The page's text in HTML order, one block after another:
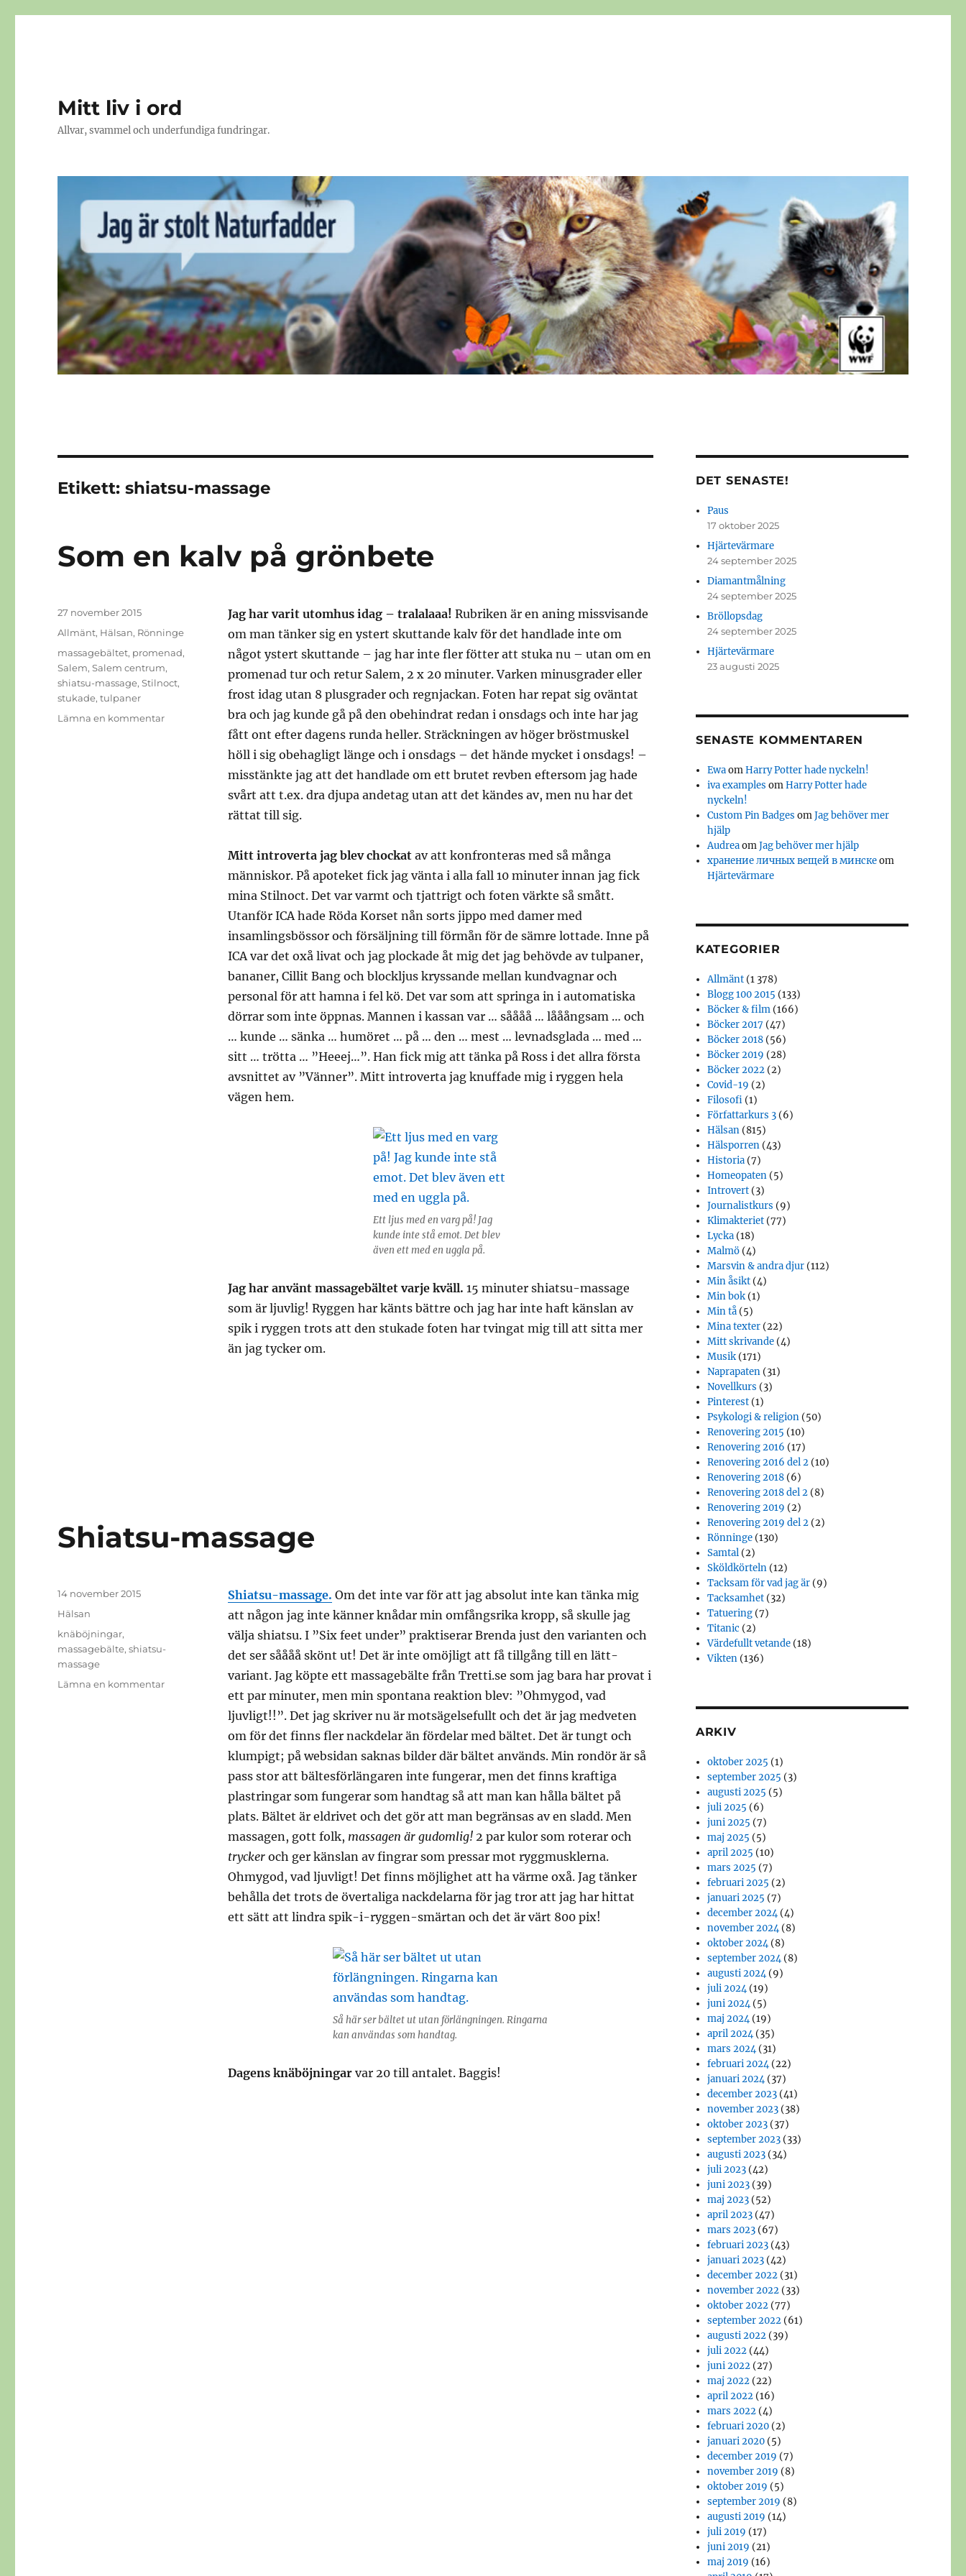
Mitt liv i ord
Allvar, svammel och underfundiga fundringar.
Etikett:shiatsu-massage
Som en kalv på grönbete
Jag har varit utomhus idag – tralalaaa! Rubriken är en aning missvisande
om man tänker sig en ystert skuttande kalv för det handlade inte om
något ystert skuttande – jag har inte fler fötter att stuka nu – utan om en
promenad tur och retur Salem, 2 x 20 minuter. Varken minusgrader eller
frost idag utan 8 plusgrader och regnjackan. Foten har repat sig oväntat
bra och jag kunde gå på den obehindrat redan i onsdags och inte har jag
fått ont efter dagens runda heller. Sträckningen av höger bröstmuskel
höll i sig obehagligt länge och i onsdags – det hände mycket i onsdags! –
misstänkte jag att det handlade om ett brutet revben eftersom jag hade
svårt att t.ex. dra djupa andetag utan att det kändes av, men nu har det
rättat till sig.
Mitt introverta jag blev chockatav att konfronteras med så många
människor. På apoteket fick jag vänta i alla fall 10 minuter innan jag fick
mina Stilnoct. Det var varmt och tjattrigt och foten värkte så smått.
Utanför ICA hade Röda Korset nån sorts jippo med damer med
insamlingsbössor och försäljning till förmån för de sämre lottade. Inne på
ICA var det oxå livat och jag plockade åt mig det jag behövde av tulpaner,
bananer, Cillit Bang och blockljus kryssande mellan kundvagnar och
personal för att hamna i fel kö. Det var som att springa in i automatiska
dörrar som inte öppnas. Mannen i kassan var … såååå … lååångsam … och
… kunde … sänka … humöret … på … den … mest … levnadsglada … med …
sitt … trötta … ”Heeej…”. Han fick mig att tänka på Ross i det allra första
avsnittet av ”Vänner”. Mitt introverta jag knuffade mig i ryggen hela
vägen hem.
Ett ljus med en varg på! Jag
kunde inte stå emot. Det blev
även ett med en uggla på.
Jag har använt massagebältet varje kväll. 15 minuter shiatsu-massage
som är ljuvlig! Ryggen har känts bättre och jag har inte haft känslan av
spik i ryggen trots att den stukade foten har tvingat mig till att sitta mer
än jag tycker om.
Publicerat
den
27 november 2015
Kategorier
Allmänt, Hälsan, Rönninge
Etiketter
massagebältet, promenad,
Salem,Salem centrum,
shiatsu-massage,Stilnoct,
stukade,tulpaner
Lämna en kommentartill
Shiatsu-massage
Shiatsu-massage. Om det inte var för att jag absolut inte kan tänka mig
att någon jag inte känner knådar min omfångsrika kropp, så skulle jag
välja shiatsu. I ”Six feet under” praktiserar Brenda just den varianten och
det ser såååå skönt ut! Det är inte omöjligt att få tillgång till en lätt-
variant. Jag köpte ett massagebälte från Tretti.se som jag bara har provat i
ett par minuter, men min spontana reaktion blev: ”Ohmygod, vad
ljuvligt!!”. Det jag skriver nu är motsägelsefullt och det är jag medveten
om för det finns fler nackdelar än fördelar med bältet. Det är tungt och
klumpigt; på websidan saknas bilder där bältet används. Min rondör är så
pass stor att bältesförlängaren inte fungerar, men det finns kraftiga
plastringar som fungerar som handtag så att man kan hålla bältet på
plats. Bältet är eldrivet och det gör att man begränsas av en sladd. Men
massagen, gott folk, massagen är gudomlig!2 par kulor som roterar och
tryckeroch ger känslan av fingrar som pressar mot ryggmusklerna.
Ohmygod, vad ljuvligt! Det finns möjlighet att ha värme oxå. Jag tänker
behålla det trots de övertaliga nackdelarna för jag tror att jag har hittat
ett sätt att lindra spik-i-ryggen-smärtan och det är värt 800 pix!
Så här ser bältet ut utan förlängningen. Ringarna
kan användas som handtag.
Dagens knäböjningarvar 20 till antalet. Baggis!
Publicerat
den
14 november 2015
Kategorier
Hälsan
Etiketter
knäböjningar,
massagebälte,shiatsu-
massage
Lämna en kommentartill
DET SENASTE!
Paus
17 oktober 2025
Hjärtevärmare
24 september 2025
Diamantmålning
24 september 2025
Bröllopsdag
24 september 2025
Hjärtevärmare
23 augusti 2025
SENASTE KOMMENTAREN
EwaomHarry Potter hade nyckeln!
iva examples omHarry Potter hade
nyckeln!
Custom Pin Badges omJag behöver mer
hjälp
AudreaomJag behöver mer hjälp
хранение личных вещей в минскеom
Hjärtevärmare
KATEGORIER
Allmänt (1 378)
Blogg 100 2015 (133)
Böcker & film (166)
Böcker 2017 (47)
Böcker 2018 (56)
Böcker 2019 (28)
Böcker 2022 (2)
Covid-19 (2)
Filosofi (1)
Författarkurs 3 (6)
Hälsan (815)
Hälsporren (43)
Historia (7)
Homeopaten (5)
Introvert (3)
Journalistkurs (9)
Klimakteriet (77)
Lycka (18)
Malmö (4)
Marsvin & andra djur (112)
Min åsikt (4)
Min bok (1)
Min tå (5)
Mina texter (22)
Mitt skrivande (4)
Musik (171)
Naprapaten (31)
Novellkurs (3)
Pinterest (1)
Psykologi & religion (50)
Renovering 2015 (10)
Renovering 2016 (17)
Renovering 2016 del 2 (10)
Renovering 2018 (6)
Renovering 2018 del 2 (8)
Renovering 2019 (2)
Renovering 2019 del 2 (2)
Rönninge (130)
Samtal (2)
Sköldkörteln (12)
Tacksam för vad jag är (9)
Tacksamhet (32)
Tatuering (7)
Titanic (2)
Värdefullt vetande (18)
Vikten (136)
ARKIV
oktober 2025 (1)
september 2025 (3)
augusti 2025 (5)
juli 2025 (6)
juni 2025 (7)
maj 2025 (5)
april 2025 (10)
mars 2025 (7)
februari 2025 (2)
januari 2025 (7)
december 2024(4)
november 2024(8)
oktober 2024(8)
september 2024(8)
augusti 2024(9)
juli 2024(19)
juni 2024(5)
maj 2024(19)
april 2024(35)
mars 2024(31)
februari 2024(22)
januari 2024(37)
december 2023 (41)
november 2023 (38)
oktober 2023 (37)
september 2023 (33)
augusti 2023 (34)
juli 2023 (42)
juni 2023 (39)
maj 2023 (52)
april 2023 (47)
mars 2023 (67)
februari 2023 (43)
januari 2023 (42)
december 2022 (31)
november 2022 (33)
oktober 2022 (77)
september 2022 (61)
augusti 2022 (39)
juli 2022 (44)
juni 2022 (27)
maj 2022 (22)
april 2022 (16)
mars 2022 (4)
februari 2020 (2)
januari 2020 (5)
december 2019 (7)
november 2019 (8)
oktober 2019 (5)
september 2019 (8)
augusti 2019 (14)
juli 2019 (17)
juni 2019 (21)
maj 2019 (16)